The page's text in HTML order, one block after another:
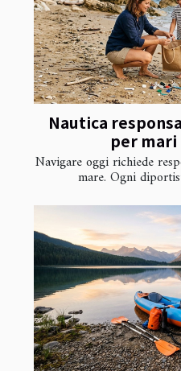
Nautica
per
Navigare oggi richiede
mare. Ogni